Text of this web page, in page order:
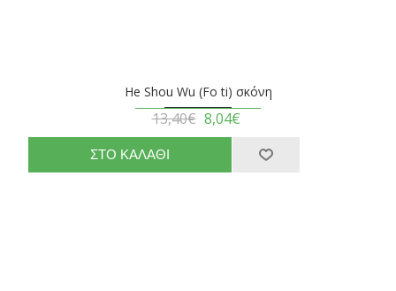
He Shou Wu (Fo ti) σκόνη
13,40€ 8,04€